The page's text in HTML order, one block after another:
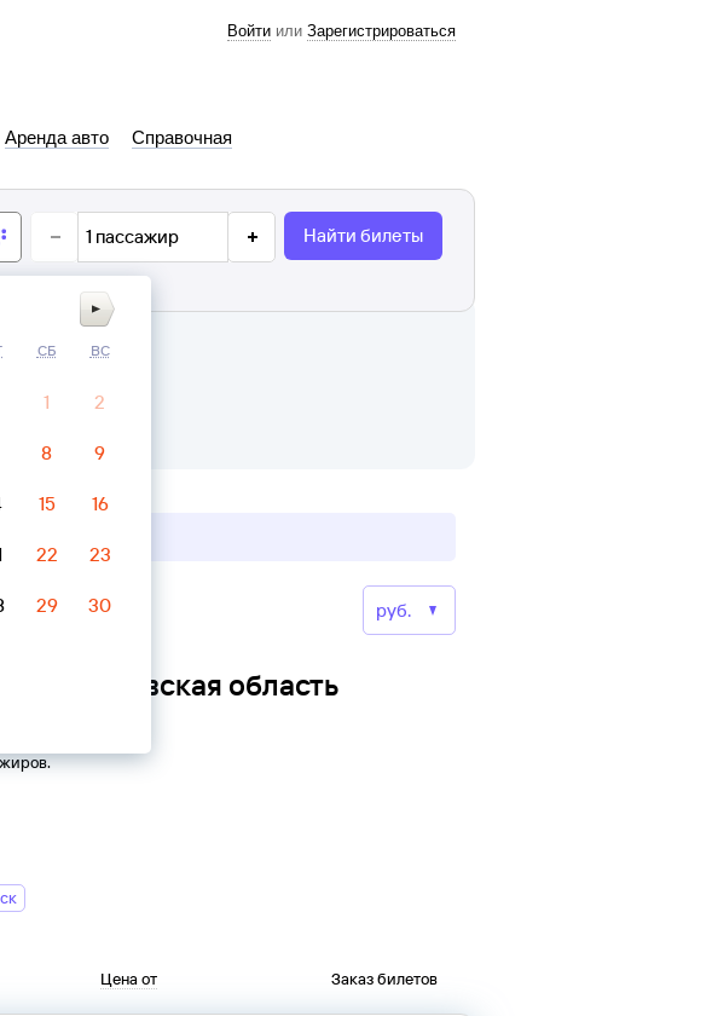
Войти или Зарегистрироваться
Аренда авто Справочная
1 пассажир Найти билеты
Ульяновская область
Цена от Заказ билетов
СБ ВС
1 2
8 9
15 16
22 23
29 30